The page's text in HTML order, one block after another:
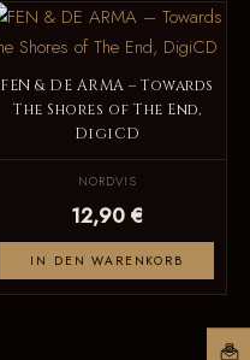
FEN & DE ARMA – Towards
The Shores of The End,
DigiCD
NORDVIS
12,90 €
IN DEN WARENKORB